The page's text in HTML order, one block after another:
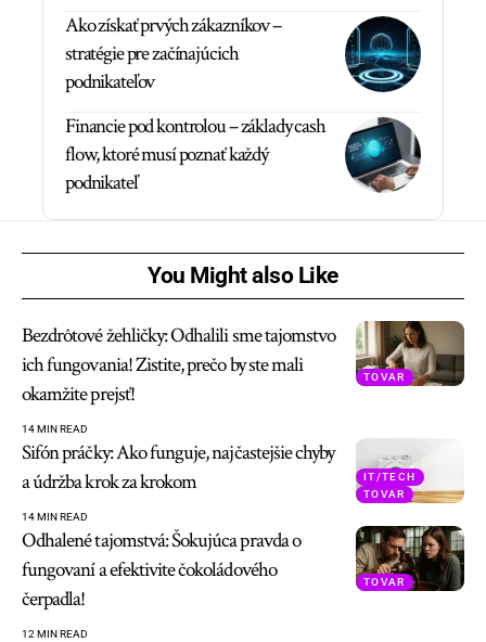
Ako získať prvých zákazníkov –
stratégie pre začínajúcich
podnikateľov
Financie pod kontrolou – základy cash
flow, ktoré musí poznať každý
podnikateľ
You Might also Like
TOVAR
Bezdrôtové žehličky: Odhalili sme tajomstvo
ich fungovania! Zistite, prečo by ste mali
okamžite prejsť!
14 MIN READ
IT/TECH
TOVAR
Sifón práčky: Ako funguje, najčastejšie chyby
a údržba krok za krokom
14 MIN READ
TOVAR
Odhalené tajomstvá: Šokujúca pravda o
fungovaní a efektivite čokoládového
čerpadla!
12 MIN READ